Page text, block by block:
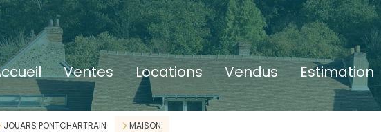
accueil ventes locations vendus estimation
JOUARS PONTCHARTRAIN MAISON